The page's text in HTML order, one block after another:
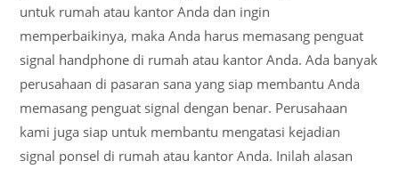
untuk rumah atau kantor Anda dan ingin
memperbaikinya, maka Anda harus memasang penguat
signal handphone di rumah atau kantor Anda. Ada banyak
perusahaan di pasaran sana yang siap membantu Anda
memasang penguat signal dengan benar. Perusahaan
kami juga siap untuk membantu mengatasi kejadian
signal ponsel di rumah atau kantor Anda. Inilah alasan